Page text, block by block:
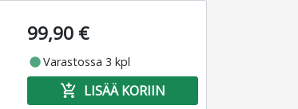
99,90 €
fiber_manual_recordVarastossa 3 kpl
add_shopping_cart LISÄÄ KORIIN